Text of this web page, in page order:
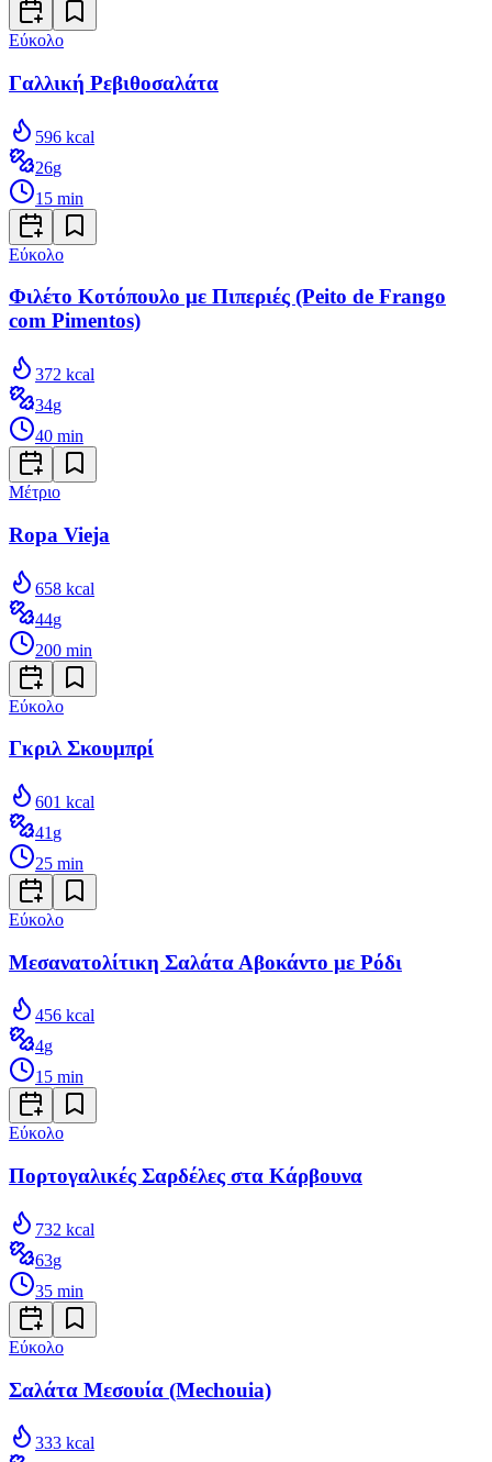
Εύκολο
Γαλλική Ρεβιθοσαλάτα
596 kcal
26g
15 min
Εύκολο
Φιλέτο Κοτόπουλο με Πιπεριές (Peito de Frango
com Pimentos)
372 kcal
34g
40 min
Μέτριο
Ropa Vieja
658 kcal
44g
200 min
Εύκολο
Γκριλ Σκουμπρί
601 kcal
41 g
25 min
Εύκολο
Μεσανατολίτικη Σαλάτα Αβοκάντο με Ρόδι
456 kcal
4g
15 min
Εύκολο
Πορτογαλικές Σαρδέλες στα Κάρβουνα
732 kcal
63g
35 min
Εύκολο
Σαλάτα Μεσουία (Mechouia)
333 kcal